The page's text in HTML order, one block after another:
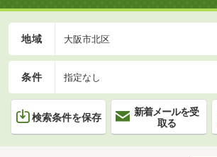
地域 大阪市北区
条件 指定なし
検索条件を保存
新着メールを受
取る